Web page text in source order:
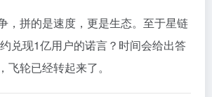
，拼的是速度，更是生态。至于星链
兑现1亿用户的诺言？时间会给出答
飞轮已经转起来了。